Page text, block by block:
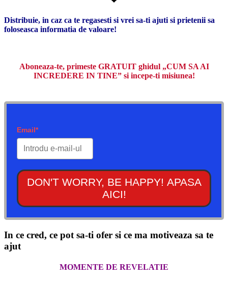
Distribuie, in caz ca te regasesti si vrei sa-ti ajuti si prietenii sa
foloseasca informatia de valoare!
Aboneaza-te, primeste GRATUIT ghidul „CUM SA AI
INCREDERE IN TINE” si incepe-ti misiunea!
Email*
DON'T WORRY, BE HAPPY! APASA
AICI!
In ce cred, ce pot sa-ti ofer si ce ma motiveaza sa te
ajut
MOMENTE DE REVELATIE